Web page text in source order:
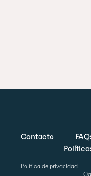
Contacto
Política de privacidad